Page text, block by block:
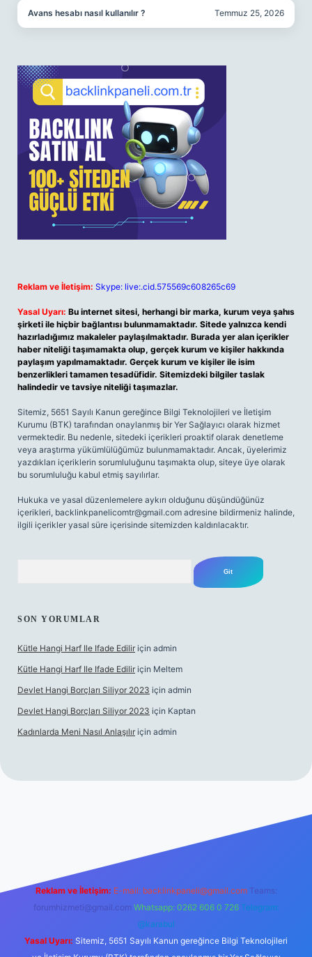
Avans hesabı nasıl kullanılır ? Temmuz 25, 2026
Reklam ve İletişim: Skype: live:.cid.575569c608265c69
Yasal Uyarı: Bu internet sitesi, herhangi bir marka, kurum veya şahıs
şirketi ile hiçbir bağlantısı bulunmamaktadır. Sitede yalnızca kendi
hazırladığımız makaleler paylaşılmaktadır. Burada yer alan içerikler
haber niteliği taşımamakta olup, gerçek kurum ve kişiler hakkında
paylaşım yapılmamaktadır. Gerçek kurum ve kişiler ile isim
benzerlikleri tamamen tesadüfidir. Sitemizdeki bilgiler taslak
halindedir ve tavsiye niteliği taşımazlar.
Sitemiz, 5651 Sayılı Kanun gereğince Bilgi Teknolojileri ve İletişim
Kurumu (BTK) tarafından onaylanmış bir Yer Sağlayıcı olarak hizmet
vermektedir. Bu nedenle, sitedeki içerikleri proaktif olarak denetleme
veya araştırma yükümlülüğümüz bulunmamaktadır. Ancak, üyelerimiz
yazdıkları içeriklerin sorumluluğunu taşımakta olup, siteye üye olarak
bu sorumluluğu kabul etmiş sayılırlar.
Hukuka ve yasal düzenlemelere aykırı olduğunu düşündüğünüz
içerikleri, backlinkpanelicomtr@gmail.com adresine bildirmeniz halinde,
ilgili içerikler yasal süre içerisinde sitemizden kaldırılacaktır.
SON YORUMLAR
Kütle Hangi Harf Ile Ifade Edilir için admin
Kütle Hangi Harf Ile Ifade Edilir için Meltem
Devlet Hangi Borçları Siliyor 2023 için admin
Devlet Hangi Borçları Siliyor 2023 için Kaptan
Kadınlarda Meni Nasıl Anlaşılır için admin
Betexper
Reklam ve İletişim: E-mail: backlinkpaneli@gmail.com Teams:
forumhizmeti@gmail.com Whatsapp: 0262 606 0 726 Telegram:
@karabul
Yasal Uyarı: Sitemiz, 5651 Sayılı Kanun gereğince Bilgi Teknolojileri